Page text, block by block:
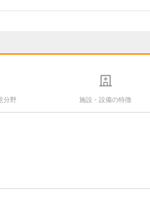
分野 施設・設備の特徴